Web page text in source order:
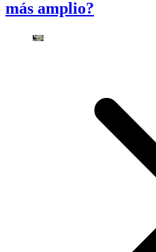
más amplio?